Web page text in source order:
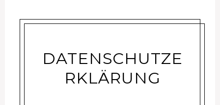
DATENSCHUTZE
RKLÄRUNG